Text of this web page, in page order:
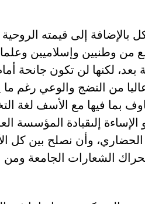
بالإضافة إلى قيمته
من وطنيين وإسلاميين
بعد، لكنها لن تكون جانحة
من النضج والوعي رغم
بما فيها مع الأسف لغة
إلىقيادة المؤسسة
وأن نصلح بين كل
الشعارات الجامعة ومن